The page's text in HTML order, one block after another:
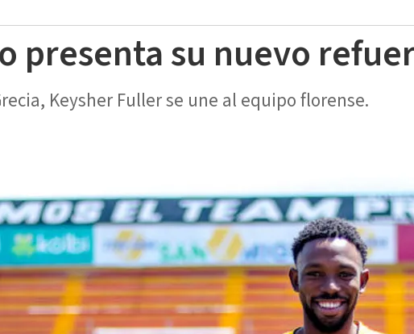
presenta su nuevo
Keysher Fuller se une al equipo florense.